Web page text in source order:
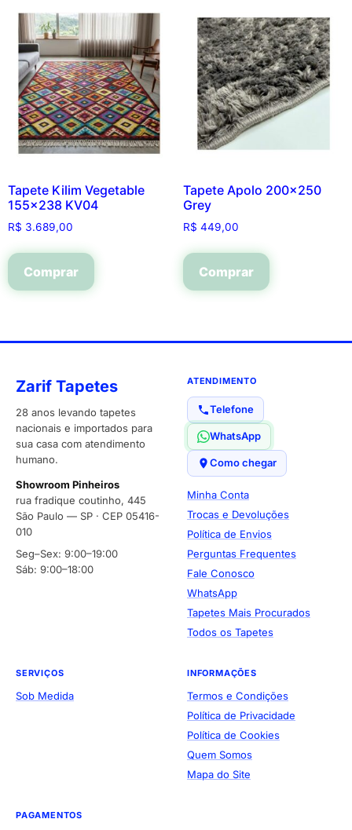
Tapete Kilim Vegetable
155×238 KV04
R$ 3.689,00
Comprar
Tapete Apolo 200×250
Grey
R$ 449,00
Comprar
Zarif Tapetes
28 anos levando tapetes
nacionais e importados para
sua casa com atendimento
humano.
Showroom Pinheiros
rua fradique coutinho, 445
São Paulo — SP · CEP 05416-
010
Seg–Sex: 9:00–19:00
Sáb: 9:00–18:00
ATENDIMENTO
Telefone
WhatsApp
Como chegar
Minha Conta
Trocas e Devoluções
Política de Envios
Perguntas Frequentes
Fale Conosco
WhatsApp
Tapetes Mais Procurados
Todos os Tapetes
SERVIÇOS
Sob Medida
INFORMAÇÕES
Termos e Condições
Política de Privacidade
Política de Cookies
Quem Somos
Mapa do Site
PAGAMENTOS